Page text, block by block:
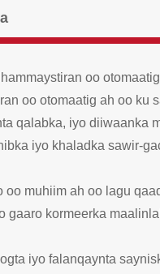
oo
oo otomaatig ah oo ku
qalabka, iyo diiwaanka
iyo khaladka sawir-
oo muhiim ah oo lagu
gaaro kormeerka
iyo falanqaynta